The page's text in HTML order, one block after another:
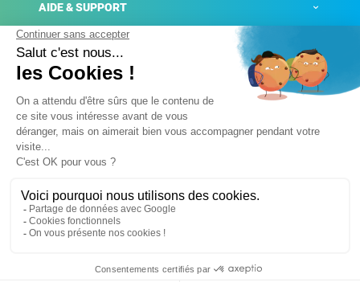
AIDE & SUPPORT
ACTUALITÉS
Mentions légales
Conditions générales de ventes
Plateforme de signalement